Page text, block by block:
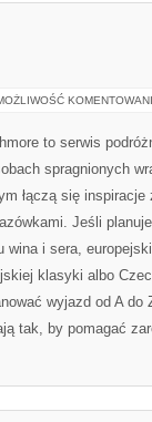
to serwis
spragnionych
łączą się
Jeśli
wina i sera,
klasyki albo
wyjazd od A do
tak, by pomagać